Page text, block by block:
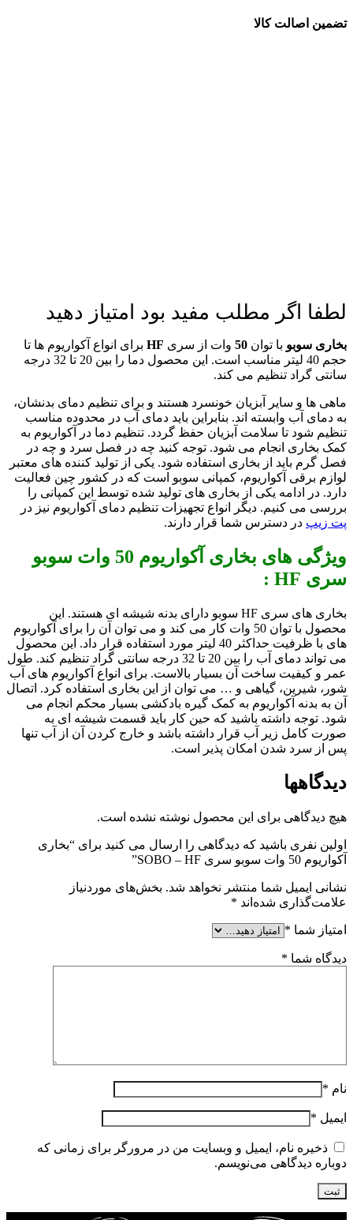
تضمین اصالت کالا
لطفا اگر مطلب مفید بود امتیاز دهید
بخاری سوبو با توان 50 وات از سری HF برای انواع آکواریوم ها تا
حجم 40 لیتر مناسب است. این محصول دما را بین 20 تا 32 درجه
سانتی گراد تنظیم می کند.
ماهی ها و سایر آبزیان خونسرد هستند و برای تنظیم دمای بدنشان،
به دمای آب وابسته اند. بنابراین باید دمای آب در محدوده مناسب
تنظیم شود تا سلامت آبزیان حفظ گردد. تنظیم دما در آکواریوم به
کمک بخاری انجام می شود. توجه کنید چه در فصل سرد و چه در
فصل گرم باید از بخاری استفاده شود. یکی از تولید کننده های معتبر
لوازم برقی آکواریوم، کمپانی سوبو است که در کشور چین فعالیت
دارد. در ادامه یکی از بخاری های تولید شده توسط این کمپانی را
بررسی می کنیم. دیگر انواع تجهیزات تنظیم دمای آکواریوم نیز در
پت زیپ در دسترس شما قرار دارند.
ویژگی های بخاری آکواریوم 50 وات سوبو
سری HF :
بخاری های سری HF سوبو دارای بدنه شیشه ای هستند. این
محصول با توان 50 وات کار می کند و می توان آن را برای آکواریوم
های با ظرفیت حداکثر 40 لیتر مورد استفاده قرار داد. این محصول
می تواند دمای آب را بین 20 تا 32 درجه سانتی گراد تنظیم کند. طول
عمر و کیفیت ساخت آن بسیار بالاست. برای انواع آکواریوم های آب
شور، شیرین، گیاهی و … می توان از این بخاری استفاده کرد. اتصال
آن به بدنه آکواریوم به کمک گیره بادکشی بسیار محکم انجام می
شود. توجه داشته باشید که حین کار باید قسمت شیشه ای به
صورت کامل زیر آب قرار داشته باشد و خارج کردن آن از آب تنها
پس از سرد شدن امکان پذیر است.
دیدگاهها
هیچ دیدگاهی برای این محصول نوشته نشده است.
اولین نفری باشید که دیدگاهی را ارسال می کنید برای “بخاری
آکواریوم 50 وات سوبو سری SOBO – HF”
نشانی ایمیل شما منتشر نخواهد شد. بخش‌های موردنیاز
علامت‌گذاری شده‌اند *
امتیاز شما *
دیدگاه شما *
نام *
ایمیل *
ذخیره نام، ایمیل و وبسایت من در مرورگر برای زمانی که
دوباره دیدگاهی می‌نویسم.